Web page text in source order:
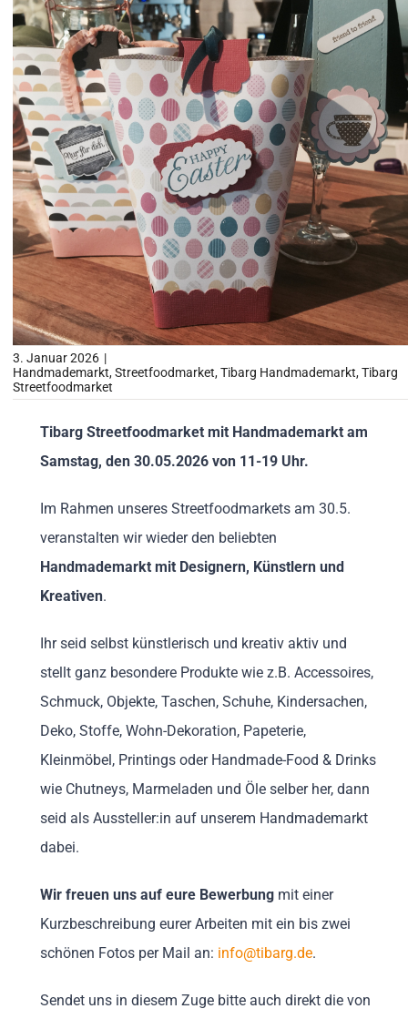
Impressionen
Über uns
SUCHE
NACH:
3. Januar 2026 |
Handmademarkt,Streetfoodmarket,Tibarg Handmademarkt,Tibarg
Streetfoodmarket
Tibarg Streetfoodmarket mit Handmademarkt am
Samstag, den 30.05.2026 von 11-19 Uhr.
Im Rahmen unseres Streetfoodmarkets am 30.5.
veranstalten wir wieder den beliebten
Handmademarkt mit Designern, Künstlern und
Kreativen.
Ihr seid selbst künstlerisch und kreativ aktiv und
stellt ganz besondere Produkte wie z.B. Accessoires,
Schmuck, Objekte, Taschen, Schuhe, Kindersachen,
Deko, Stoffe, Wohn-Dekoration, Papeterie,
Kleinmöbel, Printings oder Handmade-Food & Drinks
wie Chutneys, Marmeladen und Öle selber her, dann
seid als Aussteller:in auf unserem Handmademarkt
dabei.
Wir freuen uns auf eure Bewerbungmit einer
Kurzbeschreibung eurer Arbeiten mit ein bis zwei
schönen Fotos per Mail an: info@tibarg.de.
Sendet uns in diesem Zuge bitte auch direkt die von